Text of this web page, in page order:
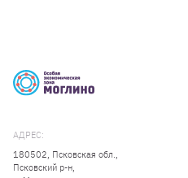
АДРЕС:
180502, Псковская обл.,
Псковский р-н,